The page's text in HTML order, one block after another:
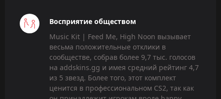
Восприятие обществом
Music Kit | Feed Me, High Noon вызывает
весьма положительные отклики в
сообществе, собрав более 9,7 тыс. голосов
на addskins.gg и имея средний рейтинг 4,7
из 5 звезд. Более того, этот комплект
ценится в профессиональном CS2, так как